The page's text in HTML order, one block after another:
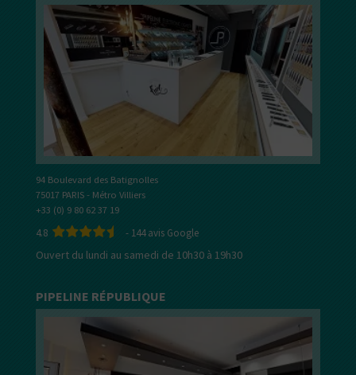
94 Boulevard des Batignolles
75017 PARIS - Métro Villiers
+33 (0) 9 80 62 37 19
4.8 - 144avis Google
Ouvert du lundi au samedi de 10h30 à 19h30
PIPELINE RÉPUBLIQUE